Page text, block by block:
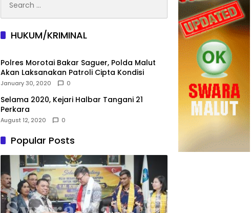
for:
HUKUM/KRIMINAL
Polres Morotai Bakar Saguer, Polda Malut
Akan Laksanakan Patroli Cipta Kondisi
January 30, 2020 0
Selama 2020, Kejari Halbar Tangani 21
Perkara
August 12, 2020 0
Popular Posts